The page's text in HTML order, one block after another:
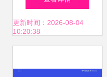
询的关键角色
更新时间：2026-08-04
10:20:38